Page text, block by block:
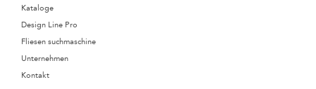
Kataloge
Design Line Pro
Fliesen suchmaschine
Unternehmen
Kontakt